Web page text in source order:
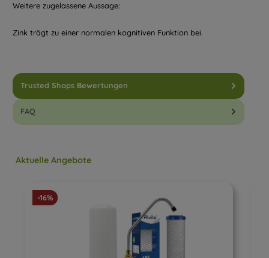
Weitere zugelassene Aussage:
Zink trägt zu einer normalen kognitiven Funktion bei.
Trusted Shops Bewertungen
FAQ
Produktgalerie überspringen
Aktuelle Angebote
-16%Rabatt